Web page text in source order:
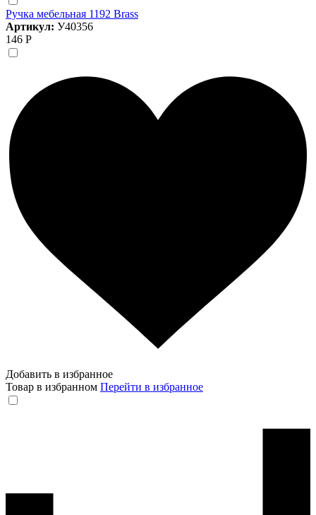
Ручка мебельная 1192 Brass
Артикул: У40356
146 Р
Добавить в избранное
Товар в избранном Перейти в избранное